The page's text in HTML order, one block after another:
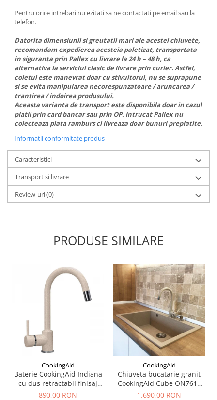
Pentru orice intrebari nu ezitati sa ne contactati pe email sau la
telefon.
Datorita dimensiunii si greutatii mari ale acestei chiuvete,
recomandam expedierea acesteia paletizat, transportata
in siguranta prin Pallex cu livrare la 24 h – 48 h, ca
alternativa la serviciul clasic de livrare prin curier. Astfel,
coletul este manevrat doar cu stivuitorul, nu se suprapune
si se evita manipularea necorespunzatoare / aruncarea /
trantirea / indoirea produsului.
Aceasta varianta de transport este disponibila doar in cazul
platii prin card bancar sau prin OP, intrucat Pallex nu
colecteaza plata ramburs ci livreaza doar bunuri preplatite.
Informatii conformitate produs
Caracteristici
Transport si livrare
Review-uri(0)
PRODUSE SIMILARE
CookingAid
Baterie CookingAid Indiana
cu dus retractabil finisaj
granit Bej Pigmentat /
890,00 RON
CookingAid
Chiuveta bucatarie granit
CookingAid Cube ON7610
Bej Pigmentat / Avena +
1.690,00 RON